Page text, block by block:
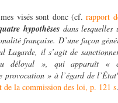
visés sont donc (cf.rapport
hypothèsesdans lesquelles
française. D’une façon
Lagarde, il s’agit de
déloyal », qui apparaît «
provocation » à l’égard de
de la commission des loi, p. 121 s.